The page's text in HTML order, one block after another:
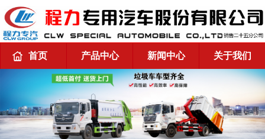
首页 产品中心 新闻中心 关于我们